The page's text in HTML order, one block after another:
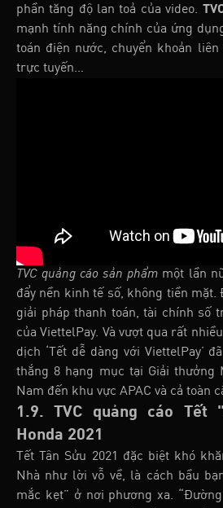
phần tăng độ lan toả của video.
mạnh tính năng chính của ứng
toán điện nước, chuyển khoản
trực tuyến…
TVC quảng cáo sản phẩm một lần
đẩy nền kinh tế số, không tiền mặt.
giải pháp thanh toán, tài chính số
của ViettelPay. Và vượt qua rất
dịch ‘Tết dễ dàng với ViettelPay’
thắng 8 hạng mục tại Giải thưởng
Nam đến khu vực APAC và cả toàn
1.9. TVC quảng cáo Tết
Honda 2021
Tết Tân Sửu 2021 đặc biệt khó
Nhà như lời vỗ về, là cách bầu
mắc kẹt” ở nơi phương xa.